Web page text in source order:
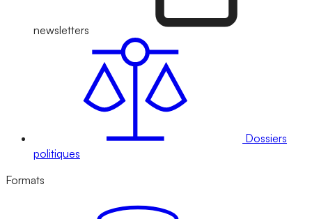
newsletters
Dossiers
politiques
Formats